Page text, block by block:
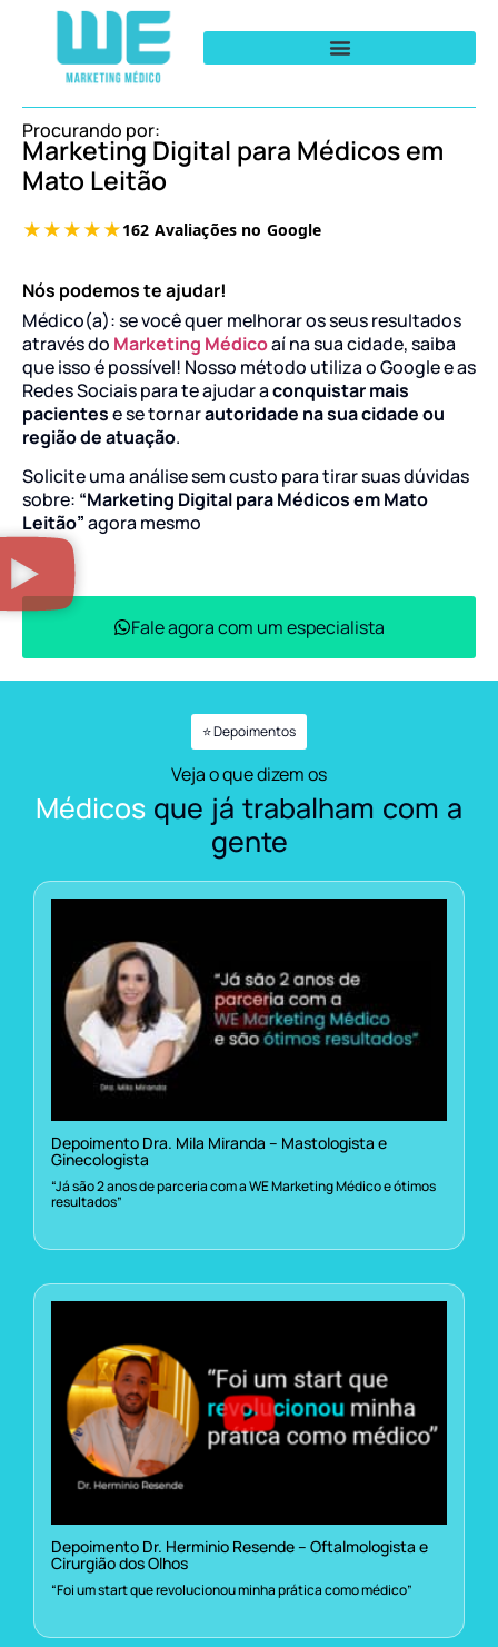
Procurando por:
Marketing Digital para Médicos em
Mato Leitão
Nós podemos te ajudar!
Médico(a): se você quer melhorar os seus resultados
através do Marketing Médicoaí na sua cidade, saiba
que isso é possível! Nosso método utiliza o Google e as
Redes Sociais para te ajudar aconquistar mais
pacientese se tornarautoridade na sua cidade ou
região de atuação.
Solicite uma análise sem custo para tirar suas dúvidas
sobre: “Marketing Digital para Médicos em Mato
Leitão”agora mesmo
Fale agora com um especialista
⭐ Depoimentos
Veja o que dizem os
Médicos que já trabalham com a
gente
Depoimento Dra. Mila Miranda – Mastologista e
Ginecologista
“Já são 2 anos de parceria com a WE Marketing Médico e ótimos
resultados”
Depoimento Dr. Herminio Resende – Oftalmologista e
Cirurgião dos Olhos
“Foi um start que revolucionou minha prática como médico”